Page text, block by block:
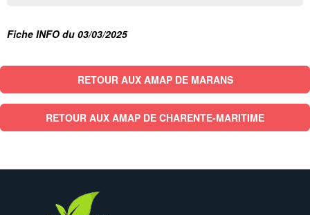
Fiche INFO du 03/03/2025
RETOUR AUX AMAP DE MARANS
RETOUR AUX AMAP DE CHARENTE-MARITIME